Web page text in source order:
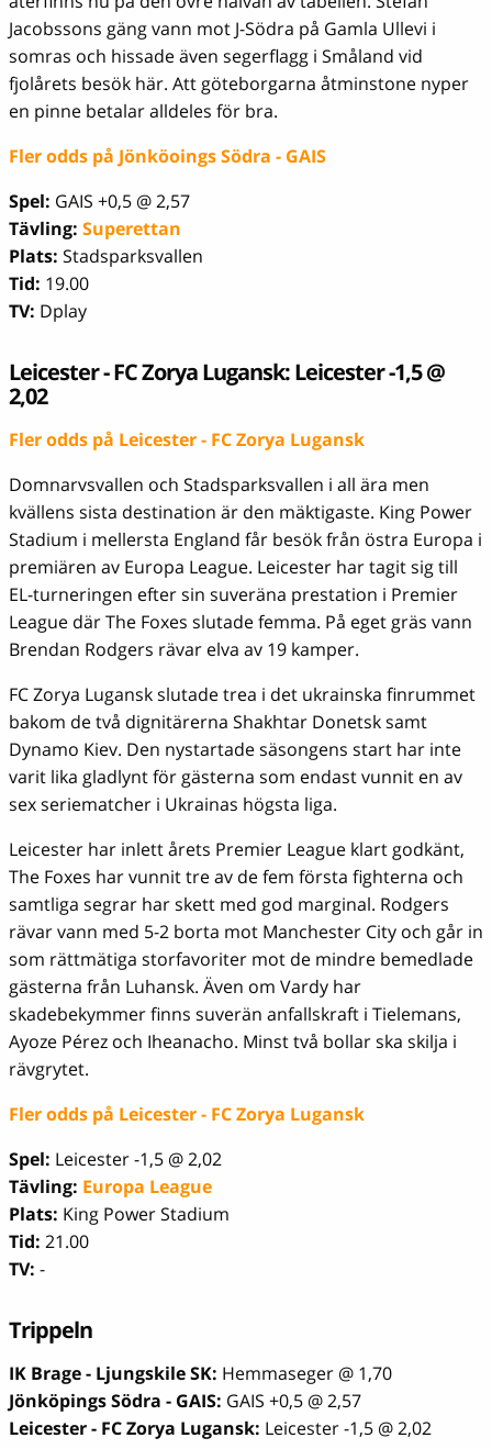
Jacobssons gäng vann mot J-Södra på Gamla Ullevi i
somras och hissade även segerflagg i Småland vid
fjolårets besök här. Att göteborgarna åtminstone nyper
en pinne betalar alldeles för bra.
Fler odds på Jönköoings Södra - GAIS
Spel: GAIS +0,5 @ 2,57
Tävling: Superettan
Plats: Stadsparksvallen
Tid: 19.00
TV: Dplay
Leicester - FC Zorya Lugansk: Leicester -1,5 @
2,02
Fler odds på Leicester - FC Zorya Lugansk
Domnarvsvallen och Stadsparksvallen i all ära men
kvällens sista destination är den mäktigaste. King Power
Stadium i mellersta England får besök från östra Europa i
premiären av Europa League. Leicester har tagit sig till
EL-turneringen efter sin suveräna prestation i Premier
League där The Foxes slutade femma. På eget gräs vann
Brendan Rodgers rävar elva av 19 kamper.
FC Zorya Lugansk slutade trea i det ukrainska finrummet
bakom de två dignitärerna Shakhtar Donetsk samt
Dynamo Kiev. Den nystartade säsongens start har inte
varit lika gladlynt för gästerna som endast vunnit en av
sex seriematcher i Ukrainas högsta liga.
Leicester har inlett årets Premier League klart godkänt,
The Foxes har vunnit tre av de fem första fighterna och
samtliga segrar har skett med god marginal. Rodgers
rävar vann med 5-2 borta mot Manchester City och går in
som rättmätiga storfavoriter mot de mindre bemedlade
gästerna från Luhansk. Även om Vardy har
skadebekymmer finns suverän anfallskraft i Tielemans,
Ayoze Pérez och Iheanacho. Minst två bollar ska skilja i
rävgrytet.
Fler odds på Leicester - FC Zorya Lugansk
Spel: Leicester -1,5 @ 2,02
Tävling: Europa League
Plats: King Power Stadium
Tid: 21.00
TV: -
Trippeln
IK Brage - Ljungskile SK: Hemmaseger @ 1,70
Jönköpings Södra - GAIS: GAIS +0,5 @ 2,57
Leicester - FC Zorya Lugansk: Leicester -1,5 @ 2,02